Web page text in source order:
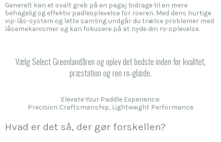
Generelt kan et ovalt greb på en pagaj bidrage til en mere
behagelig og effektiv padleoplevelse for roeren. Med dens hurtige
vip-lås-system og lette samling undgår du trælse problemer med
låsemekanismer og kan fokusere på at nyde din ro-oplevelse.
Vælg Select Greenlandåren og oplev det bedste inden for kvalitet,
præstation og ren ro-glæde.
Elevate Your Paddle Experience:
Precision Craftsmanship, Lightweight Performance
Hvad er det så, der gør forskellen?